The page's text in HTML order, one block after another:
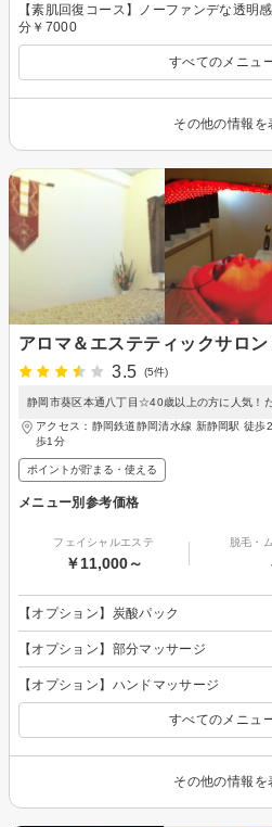
【素肌回復コース】ノーファンデな透
分￥7000
すべてのメニュ
その他の情報を
アロマ＆エステティックサロン
3.5
(5件)
静岡市葵区本通八丁目☆40歳以上の方に人気！
アクセス：静岡鉄道静岡清水線 新静岡駅 徒
歩1分
ポイントが貯まる・使える
メニュー別参考価格
フェイシャルエステ
￥11,000～
脱毛・
【オプション】炭酸パック
【オプション】部分マッサージ
【オプション】ハンドマッサージ
すべてのメニュ
その他の情報を